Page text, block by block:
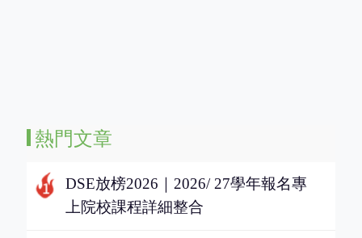
熱門文章
DSE放榜2026｜2026/ 27學年報名專
上院校課程詳細整合